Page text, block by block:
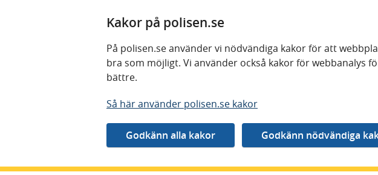
Kakor på polisen.se
På polisen.se använder vi nödvändiga kakor för att
bra som möjligt. Vi använder också kakor för webbanalys
bättre.
Så här använder polisen.se kakor